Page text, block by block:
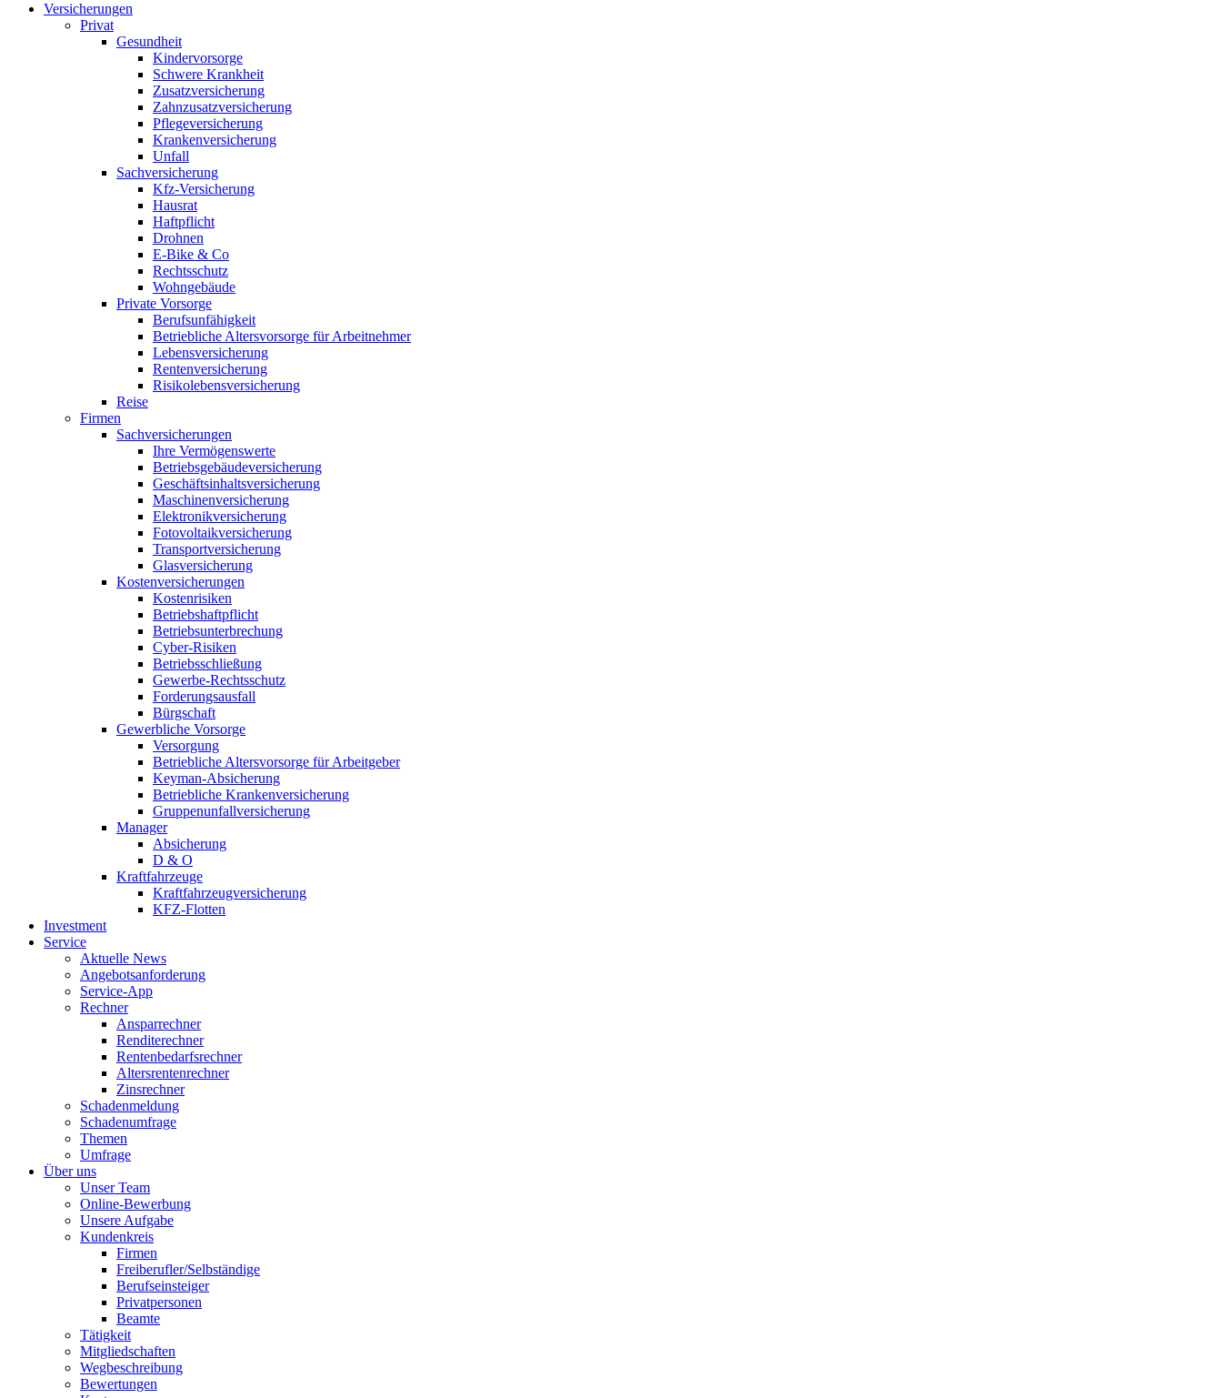
Versicherungen
Privat
Gesundheit
Kindervorsorge
Schwere Krankheit
Zusatzversicherung
Zahnzusatzversicherung
Pflegeversicherung
Krankenversicherung
Unfall
Sachversicherung
Kfz-Versicherung
Hausrat
Haftpflicht
Drohnen
E-Bike & Co
Rechtsschutz
Wohngebäude
Private Vorsorge
Berufsunfähigkeit
Betriebliche Altersvorsorge für Arbeitnehmer
Lebensversicherung
Rentenversicherung
Risikolebensversicherung
Reise
Firmen
Sachversicherungen
Ihre Vermögenswerte
Betriebsgebäudeversicherung
Geschäftsinhaltsversicherung
Maschinenversicherung
Elektronikversicherung
Fotovoltaikversicherung
Transportversicherung
Glasversicherung
Kostenversicherungen
Kostenrisiken
Betriebshaftpflicht
Betriebsunterbrechung
Cyber-Risiken
Betriebsschließung
Gewerbe-Rechtsschutz
Forderungsausfall
Bürgschaft
Gewerbliche Vorsorge
Versorgung
Betriebliche Altersvorsorge für Arbeitgeber
Keyman-Absicherung
Betriebliche Krankenversicherung
Gruppenunfallversicherung
Manager
Absicherung
D & O
Kraftfahrzeuge
Kraftfahrzeugversicherung
KFZ-Flotten
Investment
Service
Aktuelle News
Angebotsanforderung
Service-App
Rechner
Ansparrechner
Renditerechner
Rentenbedarfsrechner
Altersrentenrechner
Zinsrechner
Schadenmeldung
Schadenumfrage
Themen
Umfrage
Über uns
Unser Team
Online-Bewerbung
Unsere Aufgabe
Kundenkreis
Firmen
Freiberufler/Selbständige
Berufseinsteiger
Privatpersonen
Beamte
Tätigkeit
Mitgliedschaften
Wegbeschreibung
Bewertungen